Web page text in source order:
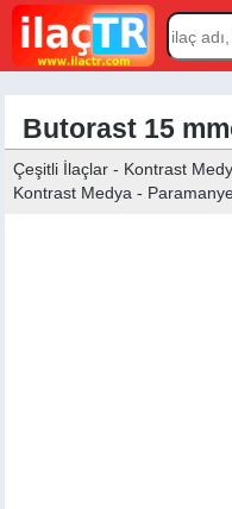
Butorast 15
Çeşitli İlaçlar - Kontrast
Kontrast Medya -